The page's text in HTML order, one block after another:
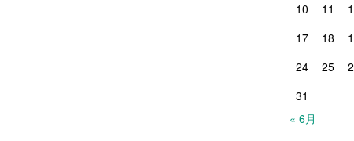
10
11
17
18
24
25
31
« 6月